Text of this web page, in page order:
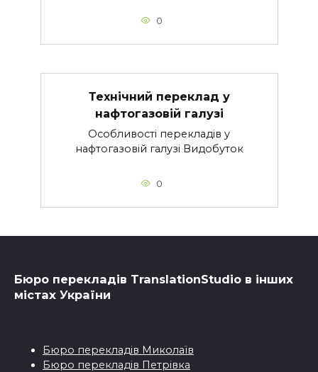
0
Технічний переклад у
нафтогазовій галузі
Особливості перекладів у
нафтогазовій галузі Видобуток
0
Бюро перекладiв TranslationStudio в iнших
мiстах України
Бюро перекладiв Миколаїв
Бюро перекладiв Петрівка